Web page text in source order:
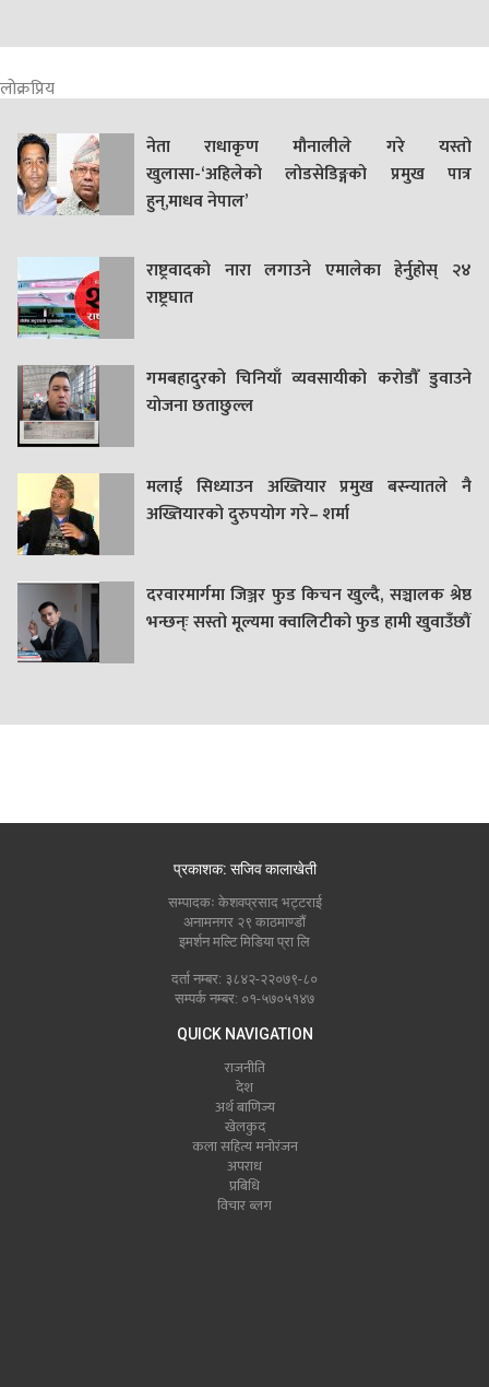
लोक्रप्रिय
नेता राधाकृण मौनालीले गरे यस्तो
खुलासा-‘अहिलेको लोडसेडिङ्गको प्रमुख पात्र
हुन्,माधव नेपाल’
राष्ट्रवादको नारा लगाउने एमालेका हेर्नुहोस् २४
राष्ट्रघात
गमबहादुरकाे चिनियाँ व्यवसायीको करोडौँ डुवाउने
याेजना छताछुल्ल
मलाई सिध्याउन अख्तियार प्रमुख बस्न्यातले नै
अख्तियारको दुरुपयोग गरे– शर्मा
दरवारमार्गमा जिञ्जर फुड किचन खुल्दै, सञ्चालक श्रेष्ठ
भन्छन्ः सस्तो मूल्यमा क्वालिटीको फुड हामी खुवाउँछौं
प्रकाशक: सजिव कालाखेती
सम्पादकः केशवप्रसाद भट्टराई
अनामनगर २९ काठमाण्डौं
इमर्शन मल्टि मिडिया प्रा लि
दर्ता नम्बर: ३८४२-२२०७९-८०
सम्पर्क नम्बर: ०१-५७०५१४७
QUICK NAVIGATION
राजनीति
देश
अर्थ बाणिज्य
खेलकुद
कला सहित्य मनोरंजन
अपराध
प्रबिधि
विचार ब्लग